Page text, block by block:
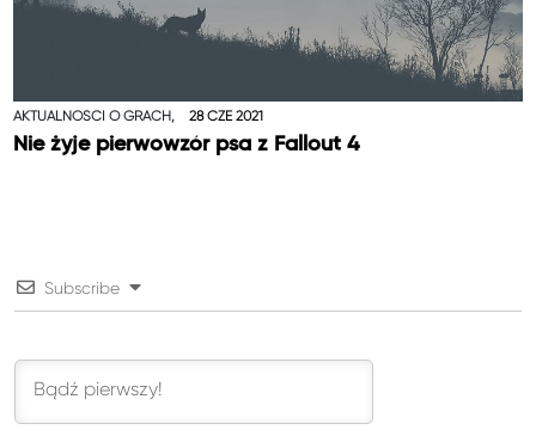
AKTUALNOŚCI O GRACH, 28 CZE 2021
Nie żyje pierwowzór psa z Fallout 4
Subscribe